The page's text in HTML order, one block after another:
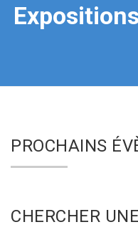
PROCHAINS
CHERCHER